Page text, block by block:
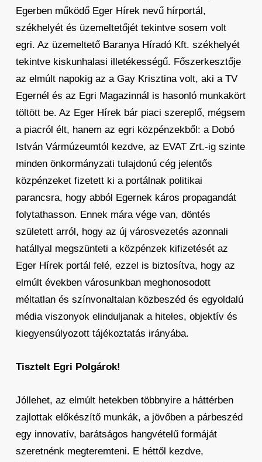
Egerben működő Eger Hírek nevű hírportál,
székhelyét és üzemeltetőjét tekintve sosem volt
egri. Az üzemeltető Baranya Híradó Kft. székhelyét
tekintve kiskunhalasi illetékességű. Főszerkesztője
az elmúlt napokig az a Gay Krisztina volt, aki a TV
Egernél és az Egri Magazinnál is hasonló munkakört
töltött be. Az Eger Hírek bár piaci szereplő, mégsem
a piacról élt, hanem az egri közpénzekből: a Dobó
István Vármúzeumtól kezdve, az EVAT Zrt.-ig szinte
minden önkormányzati tulajdonú cég jelentős
közpénzeket fizetett ki a portálnak politikai
parancsra, hogy abból Egernek káros propagandát
folytathasson. Ennek mára vége van, döntés
született arról, hogy az új városvezetés azonnali
hatállyal megszünteti a közpénzek kifizetését az
Eger Hírek portál felé, ezzel is biztosítva, hogy az
elmúlt években városunkban meghonosodott
méltatlan és színvonaltalan közbeszéd és egyoldalú
média viszonyok elinduljanak a hiteles, objektív és
kiegyensúlyozott tájékoztatás irányába.
Tisztelt Egri Polgárok!
Jóllehet, az elmúlt hetekben többnyire a háttérben
zajlottak előkészítő munkák, a jövőben a párbeszéd
egy innovatív, barátságos hangvételű formáját
szeretnénk megteremteni. E héttől kezdve,